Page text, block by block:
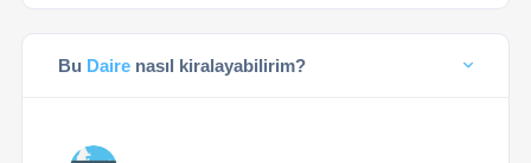
Bu Daire nasıl kiralayabilirim?